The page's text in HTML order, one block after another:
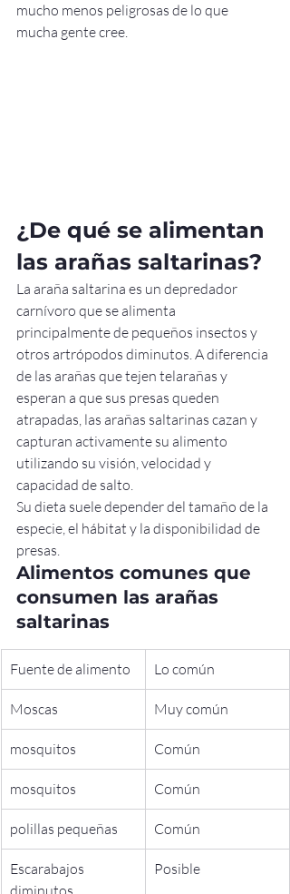
mucho menos peligrosas de lo que
mucha gente cree.
¿De qué se alimentan
las arañas saltarinas?
La araña saltarina es un depredador
carnívoro que se alimenta
principalmente de pequeños insectos y
otros artrópodos diminutos. A diferencia
de las arañas que tejen telarañas y
esperan a que sus presas queden
atrapadas, las arañas saltarinas cazan y
capturan activamente su alimento
utilizando su visión, velocidad y
capacidad de salto.
Su dieta suele depender del tamaño de la
especie, el hábitat y la disponibilidad de
presas.
Alimentos comunes que
consumen las arañas
saltarinas
Fuente de alimento Lo común
Moscas Muy común
mosquitos Común
mosquitos Común
polillas pequeñas Común
Escarabajos
Posible